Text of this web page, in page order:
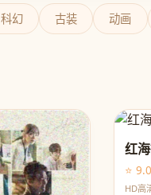
科幻 古装 动画
红
⭐ 9.0
HD高